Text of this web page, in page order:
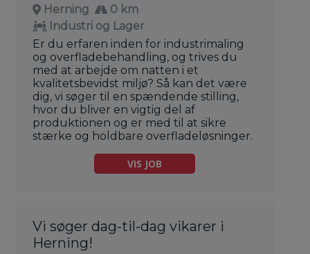
Herning
0 km
Industri og Lager
Er du erfaren inden for industrimaling
og overfladebehandling, og trives du
med at arbejde om natten i et
kvalitetsbevidst miljø? Så kan det være
dig, vi søger til en spændende stilling,
hvor du bliver en vigtig del af
produktionen og er med til at sikre
stærke og holdbare overfladeløsninger.
VIS JOB
Vi søger dag-til-dag vikarer i
Herning!